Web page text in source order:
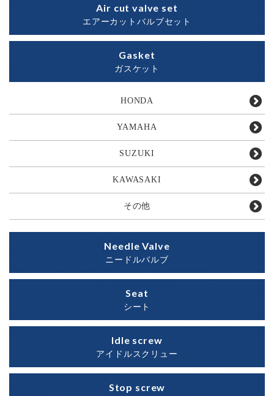
Air cut valve set
エアーカットバルブセット
Gasket
ガスケット
HONDA
YAMAHA
SUZUKI
KAWASAKI
その他
Needle Valve
ニードルバルブ
Seat
シート
Idle screw
アイドルスクリュー
Stop screw